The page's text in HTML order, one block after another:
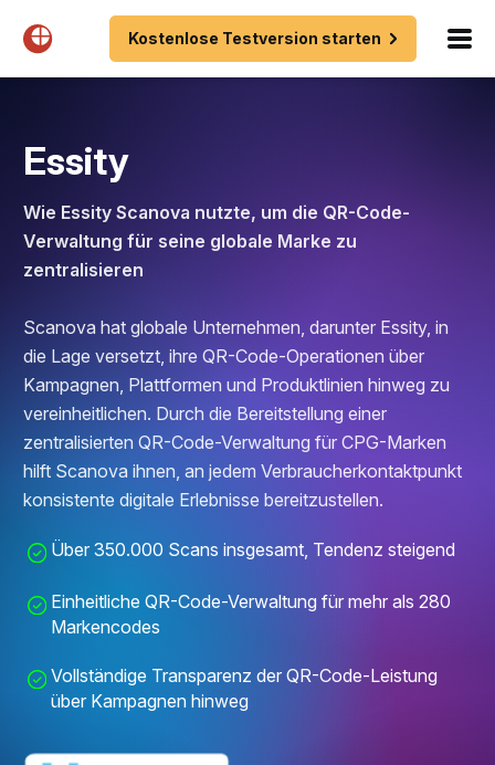
Kostenlose Testversion starten
Essity
Wie Essity Scanova nutzte, um die QR-Code-
Verwaltung für seine globale Marke zu
zentralisieren
Scanova hat globale Unternehmen, darunter Essity, in
die Lage versetzt, ihre QR-Code-Operationen über
Kampagnen, Plattformen und Produktlinien hinweg zu
vereinheitlichen. Durch die Bereitstellung einer
zentralisierten QR-Code-Verwaltung für CPG-Marken
hilft Scanova ihnen, an jedem Verbraucherkontaktpunkt
konsistente digitale Erlebnisse bereitzustellen.
Über 350.000 Scans insgesamt, Tendenz steigend
Einheitliche QR-Code-Verwaltung für mehr als 280
Markencodes
Vollständige Transparenz der QR-Code-Leistung
über Kampagnen hinweg